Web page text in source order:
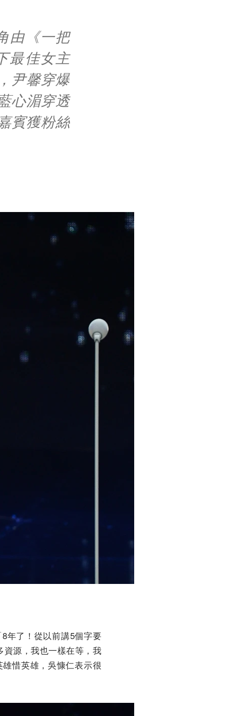
由《一把
最佳女主
尹馨穿爆
心湄穿透
賓獲粉絲
年了！從以前講5個字要
源，我也一樣在等，我
惜英雄，吳慷仁表示很